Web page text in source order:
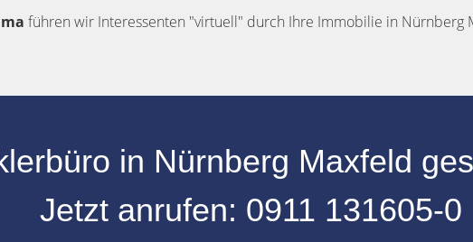
führen wir Interessenten "virtuell" durch Ihre Immobilie in Nürnberg
in Nürnberg Maxfeld
Jetzt anrufen: 0911 131605-0